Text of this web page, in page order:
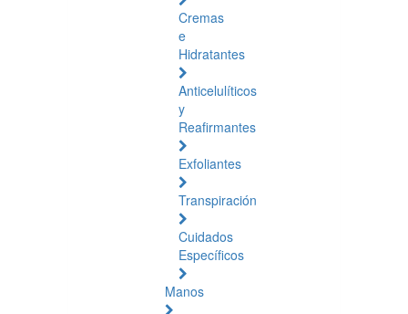
Cremas
e
Hidratantes
Anticelulíticos
y
Reafirmantes
Exfoliantes
Transpiración
Cuidados
Específicos
Manos